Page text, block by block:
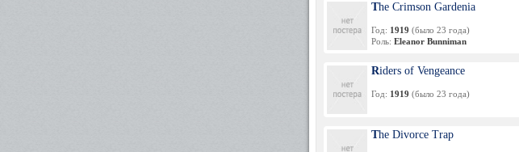
The Crimson Gardenia
Год: 1919 (было 23 года)
Роль: Eleanor Bunniman
Riders of Vengeance
Год: 1919 (было 23 года)
The Divorce Trap